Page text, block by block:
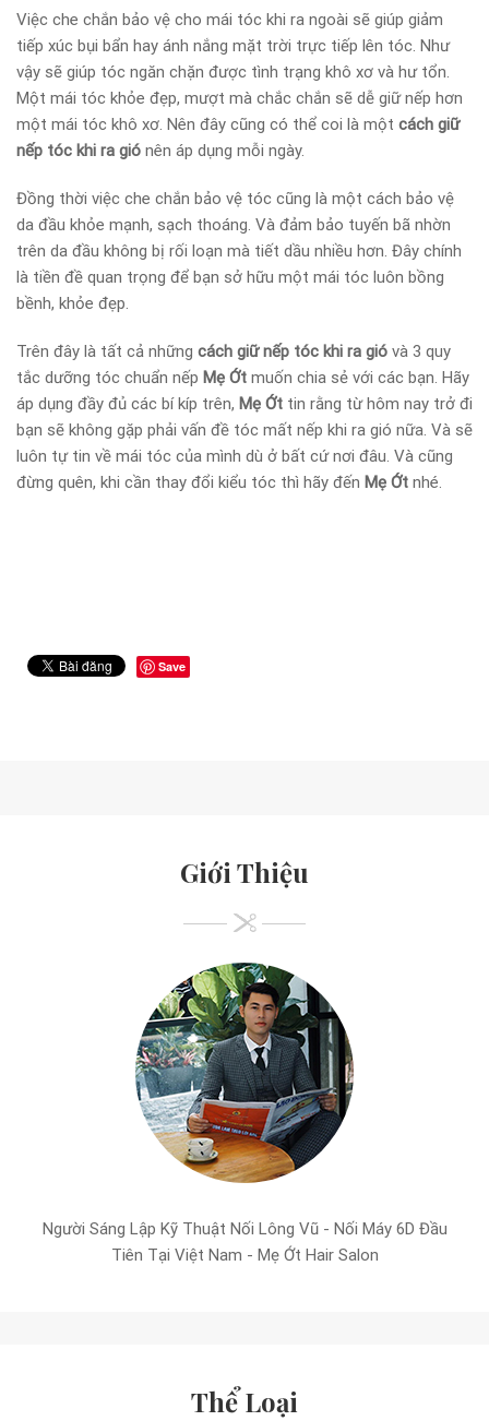
Việc che chắn bảo vệ cho mái tóc khi ra ngoài sẽ giúp giảm
tiếp xúc bụi bẩn hay ánh nắng mặt trời trực tiếp lên tóc. Như
vậy sẽ giúp tóc ngăn chặn được tình trạng khô xơ và hư tổn.
Một mái tóc khỏe đẹp, mượt mà chắc chắn sẽ dễ giữ nếp hơn
một mái tóc khô xơ. Nên đây cũng có thể coi là một cách giữ
nếp tóc khi ra gió nên áp dụng mỗi ngày.
Đồng thời việc che chắn bảo vệ tóc cũng là một cách bảo vệ
da đầu khỏe mạnh, sạch thoáng. Và đảm bảo tuyến bã nhờn
trên da đầu không bị rối loạn mà tiết dầu nhiều hơn. Đây chính
là tiền đề quan trọng để bạn sở hữu một mái tóc luôn bồng
bềnh, khỏe đẹp.
Trên đây là tất cả những cách giữ nếp tóc khi ra gió và 3 quy
tắc dưỡng tóc chuẩn nếp Mẹ Ớt muốn chia sẻ với các bạn. Hãy
áp dụng đầy đủ các bí kíp trên, Mẹ Ớt tin rằng từ hôm nay trở đi
bạn sẽ không gặp phải vấn đề tóc mất nếp khi ra gió nữa. Và sẽ
luôn tự tin về mái tóc của mình dù ở bất cứ nơi đâu. Và cũng
đừng quên, khi cần thay đổi kiểu tóc thì hãy đến Mẹ Ớt nhé.
Save
Giới Thiệu
Người Sáng Lập Kỹ Thuật Nối Lông Vũ - Nối Máy 6D Đầu
Tiên Tại Việt Nam - Mẹ Ớt Hair Salon
Thể Loại